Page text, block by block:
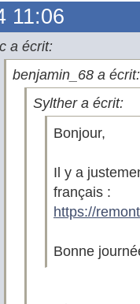
11:06
a écrit:
benjamin_68 a écrit:
Sylther a écrit:
Bonjour,
Il y a
français :
https://
Bonne